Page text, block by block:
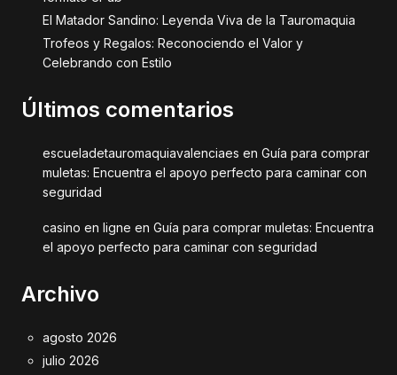
El Matador Sandino: Leyenda Viva de la Tauromaquia
Trofeos y Regalos: Reconociendo el Valor y
Celebrando con Estilo
Últimos comentarios
escueladetauromaquiavalenciaes en Guía para comprar
muletas: Encuentra el apoyo perfecto para caminar con
seguridad
casino en ligne en Guía para comprar muletas: Encuentra
el apoyo perfecto para caminar con seguridad
Archivo
agosto 2026
julio 2026